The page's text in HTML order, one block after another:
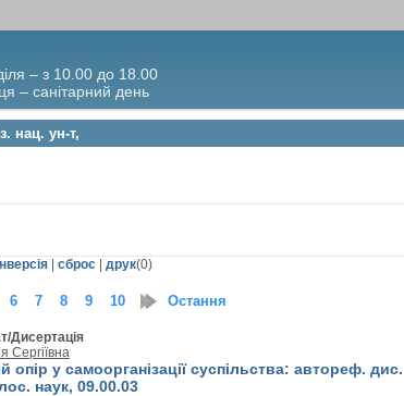
– з 10.00 до 18.00
– санітарний день
нац. ун-т,
сброс друк(0)
6 7 8 9 10 11 12 13
Остання
Дисертація
Сергіївна
опір у самоорганізації суспільства: автореф. дис.
наук, 09.00.03